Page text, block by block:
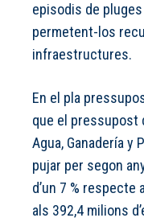
episodis de
permetent-los
infraestructures.
En el pla
que el pressupost
Agua, Ganadería y
pujar per segon
d’un 7 % respecte
als 392,4 milions